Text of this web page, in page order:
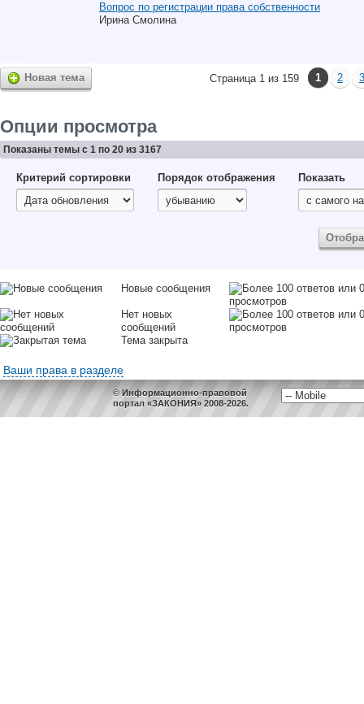
Вопрос по регистрации права собственности
Ирина Смолина
Новая тема Страница 1 из 159 1 2 3
Опции просмотра
Показаны темы с 1 по 20 из 3167
Критерий сортировки Порядок отображения Показать
Новые сообщения
Нет новых
сообщений
Тема закрыта
Ваши права в разделе
© Информационно-правовой
портал «ЗАКОНИЯ» 2008-2026.